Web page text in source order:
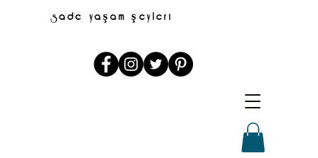
sade yaşam şeyleri